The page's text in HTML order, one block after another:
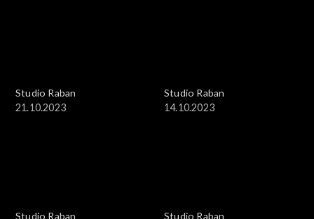
Studio Raban
21.10.2023
Studio Raban
14.10.2023
Studio Raban
Studio Raban